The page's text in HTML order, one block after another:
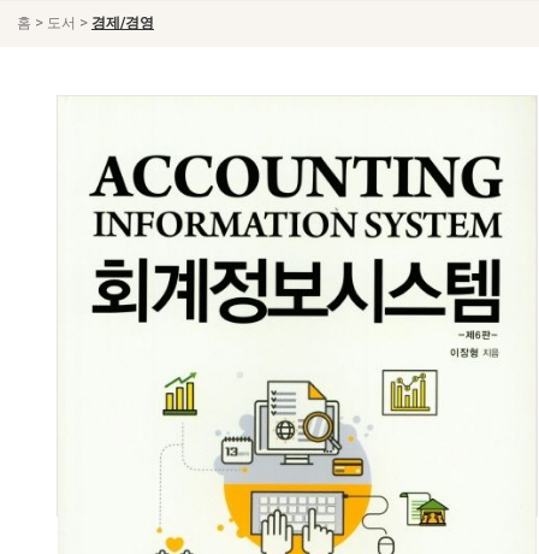
홈 > 도서 > 경제/경영